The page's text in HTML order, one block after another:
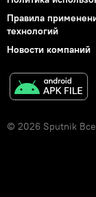
Правила
технологий
Новости компаний
© 2026 Sputnik